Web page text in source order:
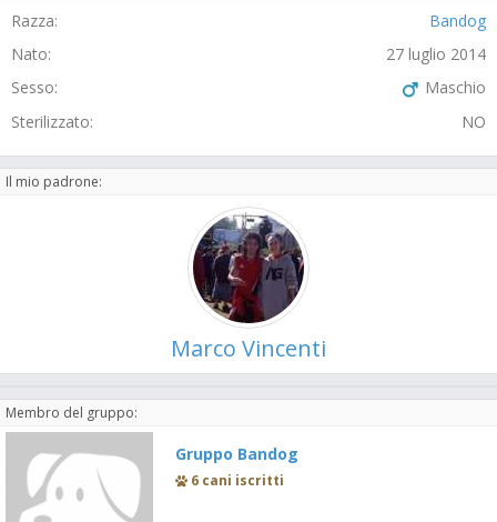
Razza:
Bandog
Nato:
27 luglio 2014
Sesso:
Maschio
Sterilizzato:
NO
Il mio padrone:
Marco Vincenti
Membro del gruppo:
Gruppo Bandog
6 cani iscritti